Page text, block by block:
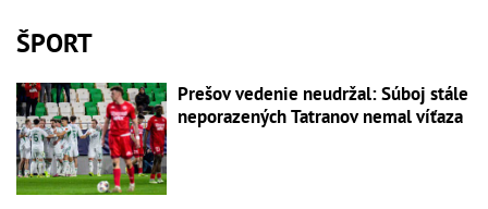
ŠPORT
Prešov vedenie neudržal: Súboj stále
neporazených Tatranov nemal víťaza